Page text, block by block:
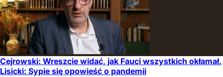
Cejrowski: Wreszcie widać, jak Fauci wszystkich okłamał.
Lisicki: Sypie się opowieść o pandemii